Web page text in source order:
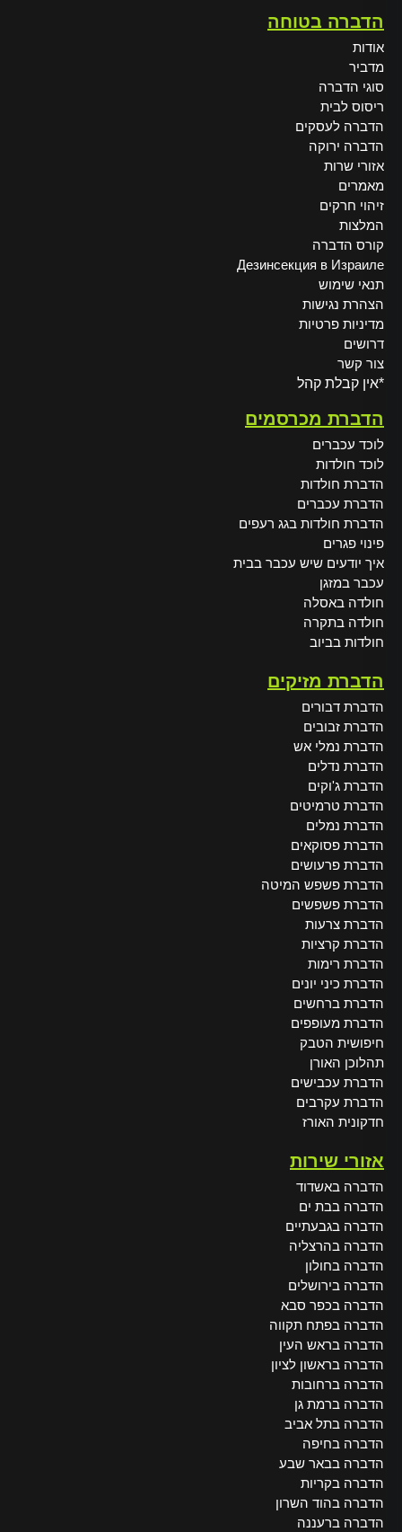
הדברה בטוחה
אודות
מדביר
סוגי הדברה
ריסוס לבית
הדברה לעסקים
הדברה ירוקה
אזורי שרות
מאמרים
זיהוי חרקים
המלצות
קורס הדברה
Дезинсекция в Израиле
תנאי שימוש
הצהרת נגישות
מדיניות פרטיות
דרושים
צור קשר
*אין קבלת קהל
הדברת מכרסמים
לוכד עכברים
לוכד חולדות
הדברת חולדות
הדברת עכברים
הדברת חולדות בגג רעפים
פינוי פגרים
איך יודעים שיש עכבר בבית
עכבר במזגן
חולדה באסלה
חולדה בתקרה
חולדות בביוב
הדברת מזיקים
הדברת דבורים
הדברת זבובים
הדברת נמלי אש
הדברת נדלים
הדברת ג'וקים
הדברת טרמיטים
הדברת נמלים
הדברת פסוקאים
הדברת פרעושים
הדברת פשפש המיטה
הדברת פשפשים
הדברת צרעות
הדברת קרציות
הדברת רימות
הדברת כיני יונים
הדברת ברחשים
הדברת מעופפים
חיפושית הטבק
תהלוכן האורן
הדברת עכבישים
הדברת עקרבים
חדקונית האורז
אזורי שירות
הדברה באשדוד
הדברה בבת ים
הדברה בגבעתיים
הדברה בהרצליה
הדברה בחולון
הדברה בירושלים
הדברה בכפר סבא
הדברה בפתח תקווה
הדברה בראש העין
הדברה בראשון לציון
הדברה ברחובות
הדברה ברמת גן
הדברה בתל אביב
הדברה בחיפה
הדברה בבאר שבע
הדברה בקריות
הדברה בהוד השרון
הדברה ברעננה